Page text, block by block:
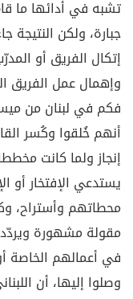
تشبه في أدائها ما
جبارة، ولكن
إتكال الفريق أو
وإهمال عمل الفريق
فكم في لبنان من
أنهم خُلقوا وكُسر
إنجاز ولما كانت
يستدعي الإفتخار أو
محطاتهم وأستراح،
مقولة مشهورة
في أعمالهم الخاصة
وصلوا إليها، أن